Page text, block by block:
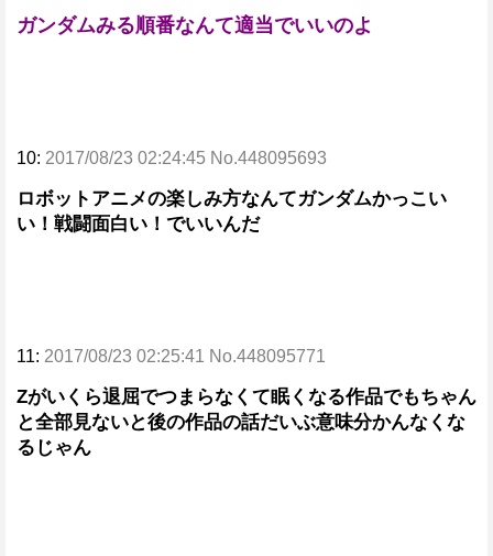
ガンダムみる順番なんて適当でいいのよ
10: 2017/08/23 02:24:45 No.448095693
ロボットアニメの楽しみ方なんてガンダムかっこい
い！戦闘面白い！でいいんだ
11: 2017/08/23 02:25:41 No.448095771
Zがいくら退屈でつまらなくて眠くなる作品でもちゃん
と全部見ないと後の作品の話だいぶ意味分かんなくな
るじゃん